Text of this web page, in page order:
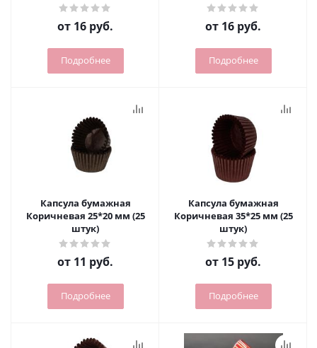
от 16 руб.
Подробнее
от 16 руб.
Подробнее
Капсула бумажная
Коричневая 25*20 мм (25
штук)
от 11 руб.
Подробнее
Капсула бумажная
Коричневая 35*25 мм (25
штук)
от 15 руб.
Подробнее